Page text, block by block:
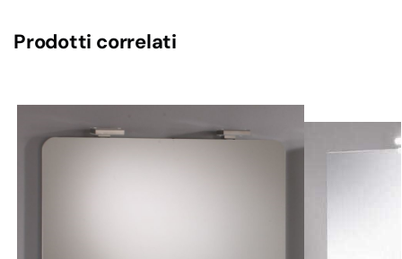
Prodotti correlati